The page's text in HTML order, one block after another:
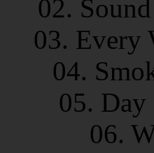
02.
03. Every
04.
05.
06.